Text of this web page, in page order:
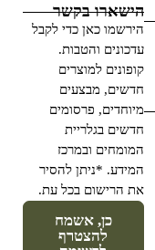
הישארו בקשר
הירשמו כאן כדי לקבל
עדכונים והטבות.
קופונים למוצרים
חדשים, מבצעים
מיוחדים, פרסומים
חדשים בגלריית
המומחים ובמרכז
המידע. *ניתן להסיר
את הרישום בכל עת.
כן, אשמח
להצטרף